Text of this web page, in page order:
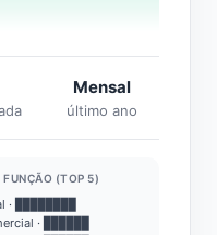
Mensal
último ano
FUNÇÃO (TOP 5)
· ████████
· ██████